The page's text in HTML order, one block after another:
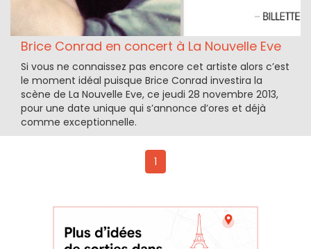
Brice Conrad en concert à La Nouvelle Eve
Si vous ne connaissez pas encore cet artiste alors c’est
le moment idéal puisque Brice Conrad investira la
scène de La Nouvelle Eve, ce jeudi 28 novembre 2013,
pour une date unique qui s’annonce d’ores et déjà
comme exceptionnelle.
1